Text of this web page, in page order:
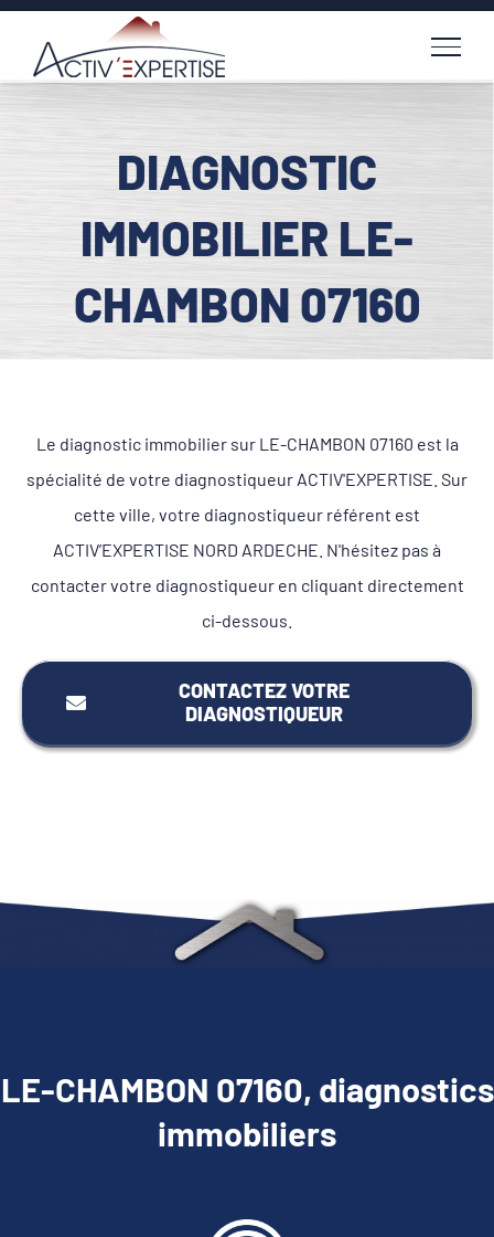
Passer
contenu
DIAGNOSTIC
IMMOBILIER LE-
CHAMBON 07160
Le diagnostic immobilier sur LE-CHAMBON 07160 est la
spécialité de votre diagnostiqueur ACTIV'EXPERTISE. Sur
cette ville, votre diagnostiqueur référent est
ACTIV’EXPERTISE NORD ARDECHE. N'hésitez pas à
contacter votre diagnostiqueur en cliquant directement
ci-dessous.
CONTACTEZ VOTRE
DIAGNOSTIQUEUR
LE-CHAMBON 07160, diagnostics
immobiliers